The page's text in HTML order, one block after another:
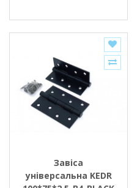
Завіса
універсальна KEDR